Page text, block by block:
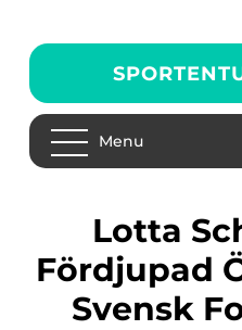
Menu
Lotta Schelin – En
Fördjupad
Svensk